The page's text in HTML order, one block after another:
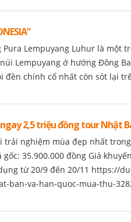
Pura Lempuyang Luhur là
Lempuyang ở hướng Đông
đền chính cổ nhất còn sót lại
2,5 triệu đồng tour Nhật
trải nghiệm mùa đẹp nhất
35.900.000 đồng Giá
từ 20/9 đến 20/11 https://
ban-va-han-quoc-mua-thu-